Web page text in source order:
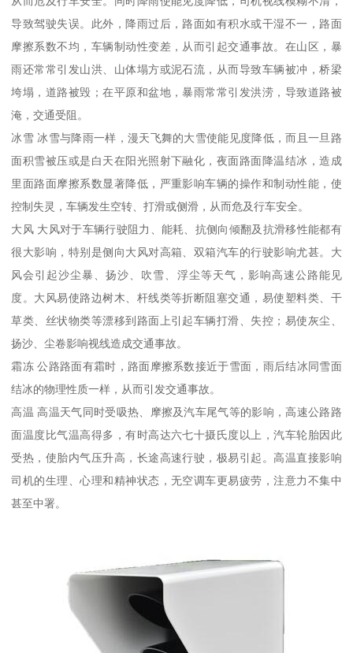
导致驾驶失误。此外，降雨过后，路面如有积水或干湿不一，路面
摩擦系数不均，车辆制动性变差，从而引起交通事故。在山区，暴
雨还常常引发山洪、山体塌方或泥石流，从而导致车辆被冲，桥梁
垮塌，道路被毁；在平原和盆地，暴雨常常引发洪涝，导致道路被
淹，交通受阻。
冰雪 冰雪与降雨一样，漫天飞舞的大雪使能见度降低，而且一旦路
面积雪被压或是白天在阳光照射下融化，夜面路面降温结冰，造成
里面路面摩擦系数显著降低，严重影响车辆的操作和制动性能，使
控制失灵，车辆发生空转、打滑或侧滑，从而危及行车安全。
大风 大风对于车辆行驶阻力、能耗、抗侧向倾翻及抗滑移性能都有
很大影响，特别是侧向大风对高箱、双箱汽车的行驶影响尤甚。大
风会引起沙尘暴、扬沙、吹雪、浮尘等天气，影响高速公路能见
度。大风易使路边树木、杆线类等折断阻塞交通，易使塑料类、干
草类、丝状物类等漂移到路面上引起车辆打滑、失控；易使灰尘、
扬沙、尘卷影响视线造成交通事故。
霜冻 公路路面有霜时，路面摩擦系数接近于雪面，雨后结冰同雪面
结冰的物理性质一样，从而引发交通事故。
高温 高温天气同时受吸热、摩擦及汽车尾气等的影响，高速公路路
面温度比气温高得多，有时高达六七十摄氏度以上，汽车轮胎因此
受热，使胎内气压升高，长途高速行驶，极易引起。高温直接影响
司机的生理、心理和精神状态，无空调车更易疲劳，注意力不集中
甚至中署。